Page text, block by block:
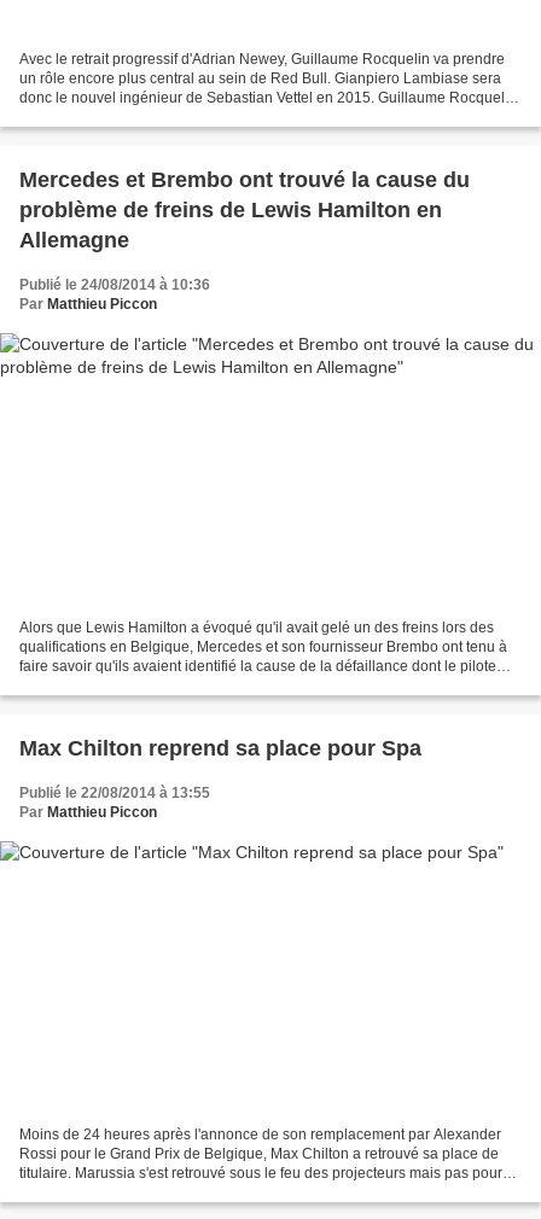
Avec le retrait progressif d'Adrian Newey, Guillaume Rocquelin va prendre
un rôle encore plus central au sein de Red Bull. Gianpiero Lambiase sera
donc le nouvel ingénieur de Sebastian Vettel en 2015. Guillaume Rocquelin
Mercedes et Brembo ont trouvé la cause du
problème de freins de Lewis Hamilton en
Allemagne
Publié le 24/08/2014 à 10:36
Par Matthieu Piccon
Alors que Lewis Hamilton a évoqué qu'il avait gelé un des freins lors des
qualifications en Belgique, Mercedes et son fournisseur Brembo ont tenu à
faire savoir qu'ils avaient identifié la cause de la défaillance dont le pilote
Max Chilton reprend sa place pour Spa
Publié le 22/08/2014 à 13:55
Par Matthieu Piccon
Moins de 24 heures après l'annonce de son remplacement par Alexander
Rossi pour le Grand Prix de Belgique, Max Chilton a retrouvé sa place de
titulaire. Marussia s'est retrouvé sous le feu des projecteurs mais pas pour